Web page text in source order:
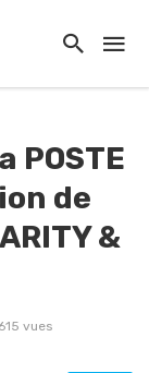
POSTE
de
&
615 vues